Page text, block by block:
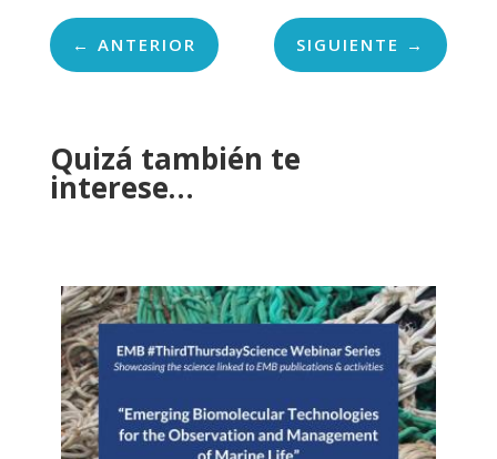
← ANTERIOR SIGUIENTE →
Quizá también te
interese…